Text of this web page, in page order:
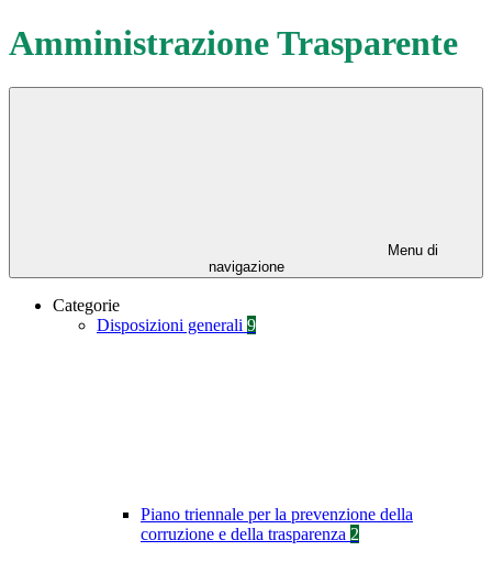
Amministrazione Trasparente
Menu di
navigazione
Categorie
Disposizioni generali 9
Piano triennale per la prevenzione della
corruzione e della trasparenza 2